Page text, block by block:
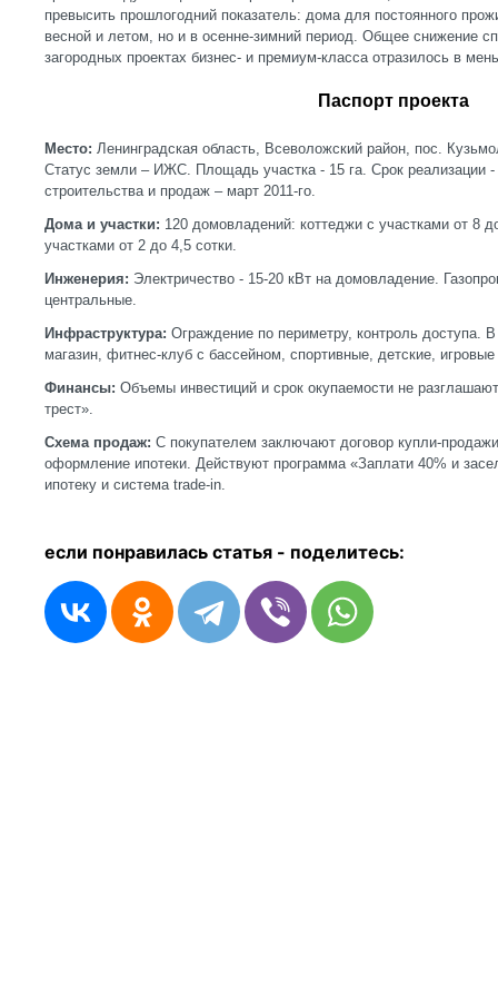
превысить прошлогодний показатель: дома для постоянного
весной и летом, но и в осенне-зимний период. Общее снижение
загородных проектах бизнес- и премиум-класса отразилось в
Паспорт проекта
Место: Ленинградская область, Всеволожский район, пос.
Статус земли – ИЖС. Площадь участка - 15 га. Срок реализации
строительства и продаж – март 2011-го.
Дома и участки: 120 домовладений: коттеджи с участками от 8
участками от 2 до 4,5 сотки.
Инженерия: Электричество - 15-20 кВт на домовладение.
центральные.
Инфраструктура: Ограждение по периметру, контроль доступа.
магазин, фитнес-клуб с бассейном, спортивные, детские,
Финансы: Объемы инвестиций и срок окупаемости не
трест».
Схема продаж: С покупателем заключают договор купли-
оформление ипотеки. Действуют программа «Заплати 40% и
ипотеку и система
если понравилась статья - поделитесь: